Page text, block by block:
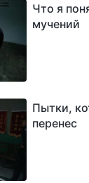
Что я
мучений
Пытки,
перенес